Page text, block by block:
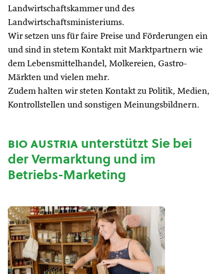
Landwirtschaftskammer und des
Landwirtschaftsministeriums.
Wir setzen uns für faire Preise und Förderungen ein
und sind in stetem Kontakt mit Marktpartnern wie
dem Lebensmittelhandel, Molkereien, Gastro-
Märkten und vielen mehr.
Zudem halten wir steten Kontakt zu Politik, Medien,
Kontrollstellen und sonstigen Meinungsbildnern.
bio austriaunterstützt Sie bei
der Vermarktung und im
Betriebs-Marketing